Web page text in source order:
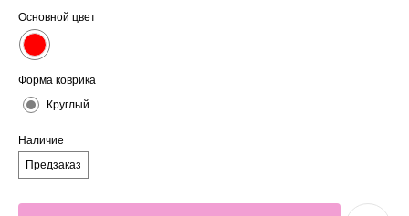
Основной цвет
Форма коврика
Круглый
Наличие
Предзаказ